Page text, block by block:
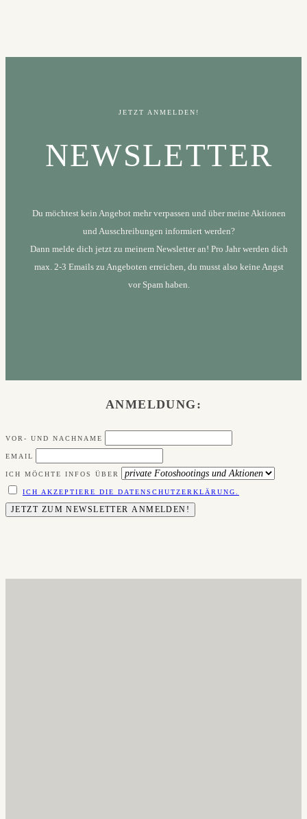
JETZT ANMELDEN!
NEWSLETTER
Du möchtest kein Angebot mehr verpassen und über meine Aktionen
und Ausschreibungen informiert werden?
Dann melde dich jetzt zu meinem Newsletter an! Pro Jahr werden dich
max. 2-3 Emails zu Angeboten erreichen, du musst also keine Angst
vor Spam haben.
ANMELDUNG:
VOR- UND NACHNAME
EMAIL
ICH MÖCHTE INFOS ÜBER
ICH AKZEPTIERE DIE DATENSCHUTZERKLÄRUNG.